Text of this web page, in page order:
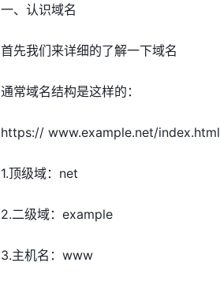
一、认识域名
首先我们来详细的了解一下域名
通常域名结构是这样的：
https:// www.example.net/index.html
1.顶级域：net
2.二级域：example
3.主机名：www